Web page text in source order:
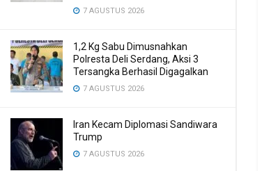
7 AGUSTUS 2026
1,2 Kg Sabu Dimusnahkan
Polresta Deli Serdang, Aksi 3
Tersangka Berhasil Digagalkan
7 AGUSTUS 2026
Iran Kecam Diplomasi Sandiwara
Trump
7 AGUSTUS 2026